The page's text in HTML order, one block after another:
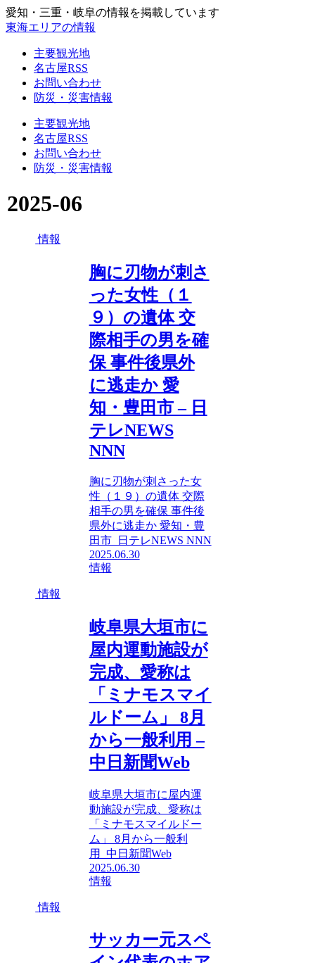
愛知・三重・岐阜の情報を掲載しています
東海エリアの情報
主要観光地
名古屋RSS
お問い合わせ
防災・災害情報
主要観光地
名古屋RSS
お問い合わせ
防災・災害情報
2025-06
情報
胸に刃物が刺さ
った女性（１
９）の遺体 交
際相手の男を確
保 事件後県外
に逃走か 愛
知・豊田市 – 日
テレNEWS
NNN
胸に刃物が刺さった女
性（１９）の遺体 交際
相手の男を確保 事件後
県外に逃走か 愛知・豊
田市 日テレNEWS NNN
2025.06.30
情報
情報
岐阜県大垣市に
屋内運動施設が
完成、愛称は
「ミナモスマイ
ルドーム」 8月
から一般利用 –
中日新聞Web
岐阜県大垣市に屋内運
動施設が完成、愛称は
「ミナモスマイルドー
ム」 8月から一般利
用 中日新聞Web
2025.06.30
情報
情報
サッカー元スペ